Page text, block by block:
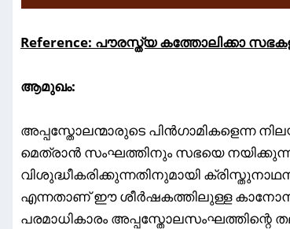
Reference: പൗരസ്ത്യ കത്തോലിക്കാ
ആമുഖം:
അപ്പസ്തോലന്മാരുടെ പിൻഗാമികളെന്ന
മെത്രാൻ സംഘത്തിനും സഭയെ
വിശുദ്ധീകരിക്കുന്നതിനുമായി
എന്നതാണ് ഈ ശീർഷകത്തിലുള്ള
പരമാധികാരം അപ്പസ്തോലസംഘത്തിന്റെ